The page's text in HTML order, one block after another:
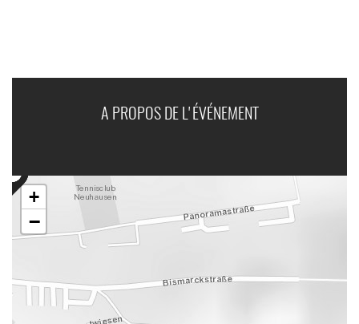
A PROPOS DE L'ÉVÉNEMENT
+
−